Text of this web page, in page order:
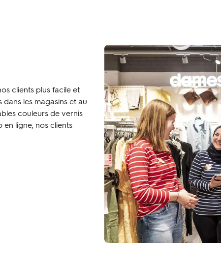
clients plus facile et
les magasins et au
couleurs de vernis
ligne, nos clients